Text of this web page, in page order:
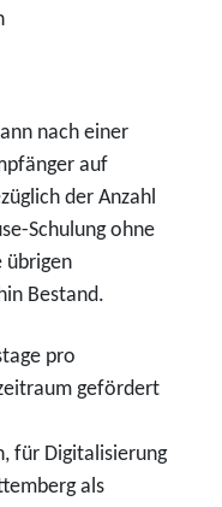
nach einer
auf
der Anzahl
Schulung ohne
übrigen
Bestand.
pro
gefördert
für Digitalisierung
als